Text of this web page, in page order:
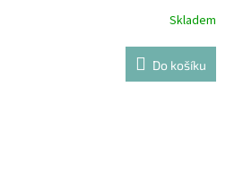
Skladem
Do košíku